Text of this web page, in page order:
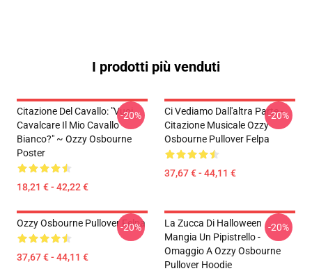
I prodotti più venduti
Citazione Del Cavallo: "Vuoi
Cavalcare Il Mio Cavallo
Bianco?" ~ Ozzy Osbourne
Poster
18,21 € - 42,22 €
-20%
Ci Vediamo Dall'altra Parte -
Citazione Musicale Ozzy
Osbourne Pullover Felpa
37,67 € - 44,11 €
-20%
Ozzy Osbourne Pullover Felpa
37,67 € - 44,11 €
-20%
La Zucca Di Halloween
Mangia Un Pipistrello -
Omaggio A Ozzy Osbourne
Pullover Hoodie
-20%